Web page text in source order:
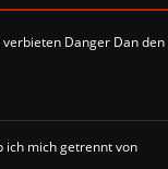
verbieten Danger Dan den
ich mich getrennt von